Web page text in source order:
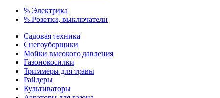
% Электрика
% Розетки, выключатели
Садовая техника
Снегоуборщики
Мойки высокого давления
Газонокосилки
Триммеры для травы
Райдеры
Культиваторы